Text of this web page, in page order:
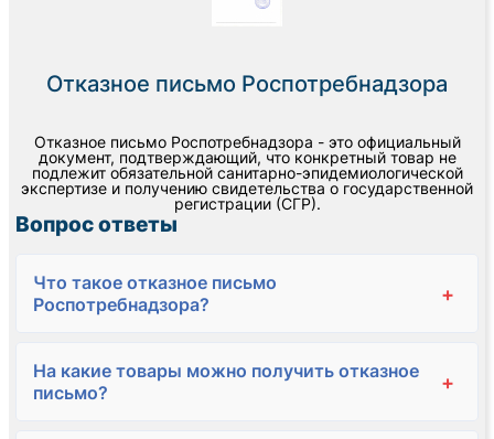
Отказное письмо Роспотребнадзора
Отказное письмо Роспотребнадзора - это официальный
документ, подтверждающий, что конкретный товар не
подлежит обязательной санитарно-эпидемиологической
экспертизе и получению свидетельства о государственной
регистрации (СГР).
Вопрос ответы
Что такое отказное письмо
Роспотребнадзора?
+
На какие товары можно получить отказное
письмо?
+